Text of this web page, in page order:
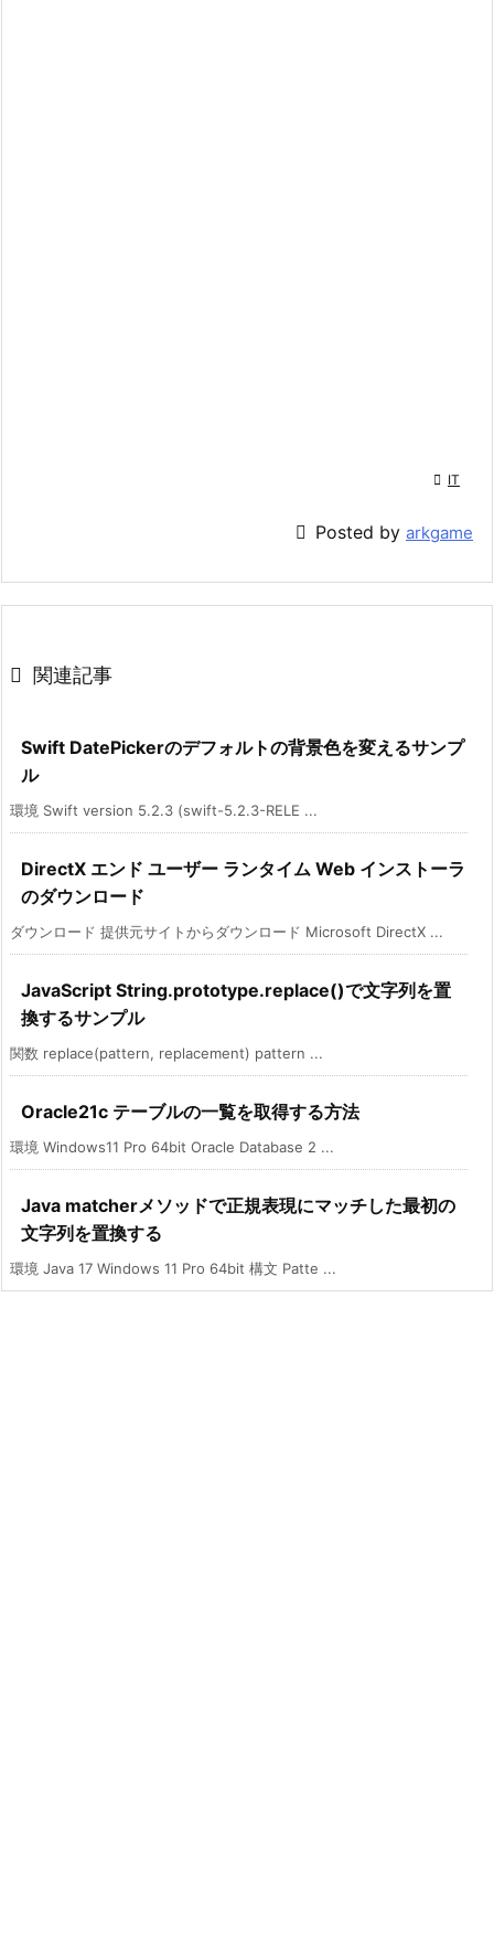
 IT
 Posted by arkgame
 関連記事
Swift DatePickerのデフォルトの背景色を変えるサンプ
ル
環境 Swift version 5.2.3 (swift-5.2.3-RELE ...
DirectX エンド ユーザー ランタイム Web インストーラ
のダウンロード
ダウンロード 提供元サイトからダウンロード Microsoft DirectX ...
JavaScript String.prototype.replace()で文字列を置
換するサンプル
関数 replace(pattern, replacement) pattern ...
Oracle21c テーブルの一覧を取得する方法
環境 Windows11 Pro 64bit Oracle Database 2 ...
Java matcherメソッドで正規表現にマッチした最初の
文字列を置換する
環境 Java 17 Windows 11 Pro 64bit 構文 Patte ...